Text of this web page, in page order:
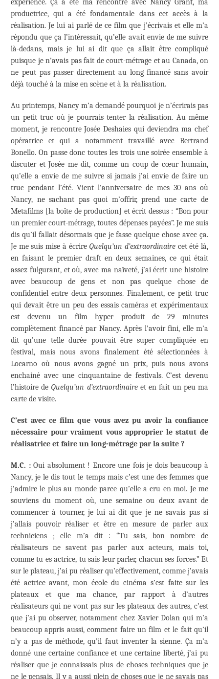
expérience. Ça a été ma rencontre avec Nancy Grant, ma
productrice, qui a été fondamentale dans cet accès à la
réalisation. Je lui ai parlé de ce film que j’écrivais et elle m’a
répondu que ça l’intéressait, qu’elle avait envie de me suivre
là-dedans, mais je lui ai dit que ça allait être compliqué
puisque je n’avais pas fait de court-métrage et au Canada, on
ne peut pas passer directement au long financé sans avoir
déjà touché à la mise en scène et à la réalisation.
Au printemps, Nancy m’a demandé pourquoi je n’écrirais pas
un petit truc où je pourrais tenter la réalisation. Au même
moment, je rencontre Josée Deshaies qui deviendra ma chef
opératrice et qui a notamment travaillé avec Bertrand
Bonello. On passe donc toutes les trois une soirée ensemble à
discuter et Josée me dit, comme un coup de cœur humain,
qu’elle a envie de me suivre si jamais j’ai envie de faire un
truc pendant l’été. Vient l’anniversaire de mes 30 ans où
Nancy, ne sachant pas quoi m’offrir, prend une carte de
Metafilms [la boîte de production] et écrit dessus : “Bon pour
un premier court-métrage, toutes dépenses payées”. Je me suis
dis qu’il fallait désormais que je fasse quelque chose avec ça.
Je me suis mise à écrire Quelqu’un d’extraordinairecet été là,
en faisant le premier draft en deux semaines, ce qui était
assez fulgurant, et où, avec ma naïveté, j’ai écrit une histoire
avec beaucoup de gens et non pas quelque chose de
confidentiel entre deux personnes. Finalement, ce petit truc
qui devait être un peu des essais caméras et expérimentaux
est devenu un film hyper produit de 29 minutes
complètement financé par Nancy. Après l’avoir fini, elle m’a
dit qu’une telle durée pouvait être super compliquée en
festival, mais nous avons finalement été sélectionnées à
Locarno où nous avons gagné un prix, puis nous avons
enchainé avec une cinquantaine de festivals. C’est devenu
l’histoire de Quelqu’un d’extraordinaireet en fait un peu ma
carte de visite.
C’est avec ce film que vous avez pu avoir la confiance
nécessaire pour vraiment vous approprier le statut de
réalisatrice et faire un long-métrage par la suite ?
M.C. :Oui absolument ! Encore une fois je dois beaucoup à
Nancy, je le dis tout le temps mais c’est une des femmes que
j’admire le plus au monde parce qu’elle a cru en moi. Je me
souviens du moment où, une semaine ou deux avant de
commencer à tourner, je lui ai dit que je ne savais pas si
j’allais pouvoir réaliser et être en mesure de parler aux
techniciens ; elle m’a dit : “Tu sais, bon nombre de
réalisateurs ne savent pas parler aux acteurs, mais toi,
comme tu es actrice, tu sais leur parler, chacun ses forces.” Et
sur le plateau, j’ai pu réaliser qu’effectivement, comme j’avais
été actrice avant, mon école du cinéma s’est faite sur les
plateaux et que ma chance, par rapport à d’autres
réalisateurs qui ne vont pas sur les plateaux des autres, c’est
que j’ai pu observer, notamment chez Xavier Dolan qui m’a
beaucoup appris aussi, comment faire un film et le fait qu’il
n’y a pas de méthode, qu’il faut inventer la sienne. Ça m’a
donné une certaine confiance et une certaine liberté, j’ai pu
réaliser que je connaissais plus de choses techniques que je
ne le pensais. Il y a aussi plein de choses que je ne savais pas